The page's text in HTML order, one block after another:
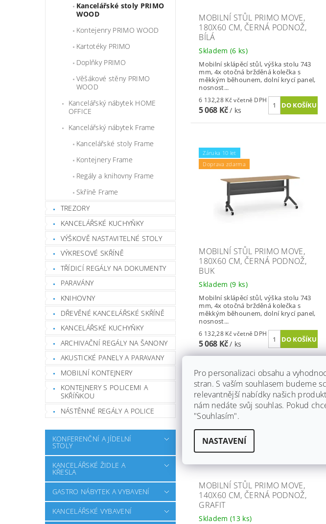
Kancelářské stoly PRIMO
WOOD
Kontejenry PRIMO WOOD
Kartotéky PRIMO
Doplňky PRIMO
Věšákové stěny PRIMO
WOOD
Kancelářský nábytek HOME
OFFICE
Kancelářský nábytek Frame
Kancelářské stoly Frame
Kontejnery Frame
Regály a knihovny Frame
Skříně Frame
TREZORY
KANCELÁŘSKÉ KUCHYŇKY
VÝŠKOVĚ NASTAVITELNÉ STOLY
VÝKRESOVÉ SKŘÍNĚ
TŘÍDICÍ REGÁLY NA DOKUMENTY
PARAVÁNY
KNIHOVNY
DŘEVĚNÉ KANCELÁŘSKÉ SKŘÍNĚ
KANCELÁŘSKÉ KUCHYŇKY
ARCHIVAČNÍ REGÁLY NA ŠANONY
AKUSTICKÉ PANELY A PARAVANY
MOBILNÍ KONTEJNERY
KONTEJNERY S POLICEMI A
SKŘÍŇKOU
NÁSTĚNNÉ REGÁLY A POLICE
KONFERENČNÍ A JÍDELNÍ
STOLY
KANCELÁŘSKÉ ŽIDLE A
KŘESLA
GASTRO NÁBYTEK A VYBAVENÍ
KANCELÁŘSKÉ VYBAVENÍ
MOBILNÍ STŮL PRIMO MOVE,
180X60 CM, ČERNÁ PODNOŽ,
BÍLÁ
Skladem (6 ks)
Mobilní sklápěcí stůl, výška stolu 743
mm, 4x otočná bržděná kolečka s
měkkým běhounem, dolní krycí panel,
nosnost...
6 132,28 Kč včetně DPH
5 068 Kč/ ks
Záruka 10 let
Doprava zdarma
MOBILNÍ STŮL PRIMO MOVE,
180X60 CM, ČERNÁ PODNOŽ,
BUK
Skladem (9 ks)
Mobilní sklápěcí stůl, výška stolu 743
mm, 4x otočná bržděná kolečka s
měkkým běhounem, dolní krycí panel,
nosnost...
6 132,28 Kč včetně DPH
5 068 Kč/ ks
Záruka 10 let
Doprava zdarma
MOBILNÍ STŮL PRIMO MOVE,
140X60 CM, ČERNÁ PODNOŽ,
GRAFIT
Skladem (13 ks)
Pro personalizaci obsahu a
stran. S vaším souhlasem budeme
relevantnější nabídky našich
nám nedáte svůj souhlas. Pokud
"Souhlasím".
NASTAVENÍ